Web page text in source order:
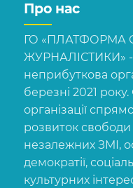
Про нас
ГО «ПЛАТФОРМА
ЖУРНАЛІСТИКИ» -
неприбуткова
березні 2021
організації
розвиток свободи
незалежних ЗМІ,
демократії,
культурних